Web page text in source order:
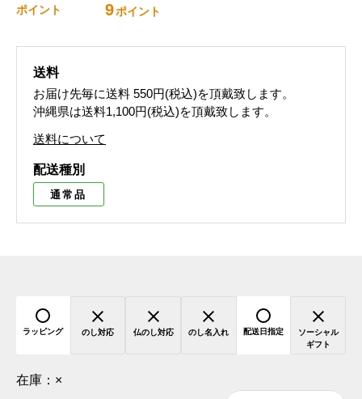
ポイント 9ポイント
送料
お届け先毎に送料 550円(税込)を頂戴致します。
沖縄県は送料1,100円(税込)を頂戴致します。
送料について
配送種別
通常品
ラッピング のし対応 仏のし対応 のし名入れ 配送日指定
ソーシャル
ギフト
在庫： ×